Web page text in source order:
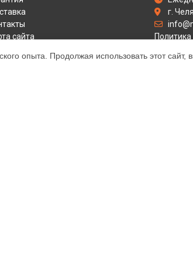
сайта
г.
Способы
опыта. Продолжая использовать этот сайт,